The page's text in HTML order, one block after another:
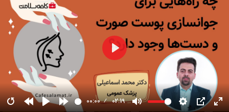
00:00 02:19